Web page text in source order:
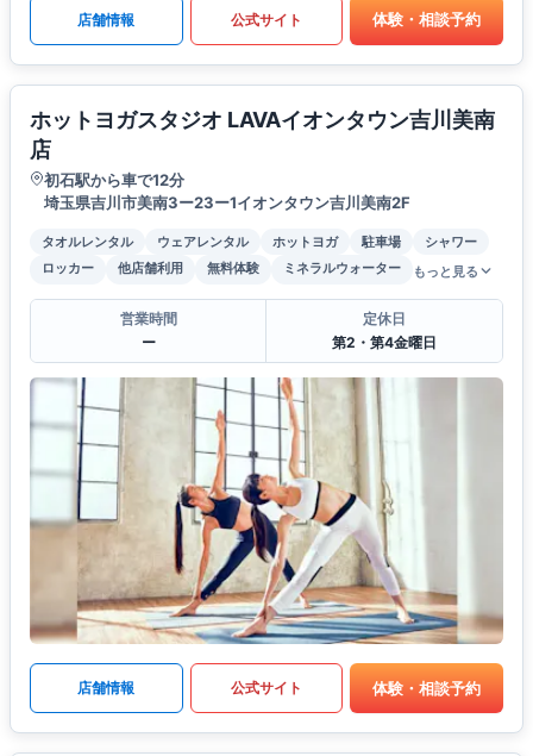
店舗情報 公式サイト 体験・相談予約
ホットヨガスタジオ LAVAイオンタウン吉川美南
店
初石駅から車で12分
埼玉県吉川市美南3ー23ー1イオンタウン吉川美南2F
タオルレンタル ウェアレンタル ホットヨガ 駐車場
シャワー
ロッカー
他店舗利用 無料体験 ミネラルウォーター もっと見る
営業時間
ー
定休日
第2・第4金曜日
店舗情報 公式サイト 体験・相談予約